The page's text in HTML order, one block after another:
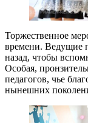
Торжественное
времени. Ведущие
назад, чтобы
Особая,
педагогов, чье
нынешних